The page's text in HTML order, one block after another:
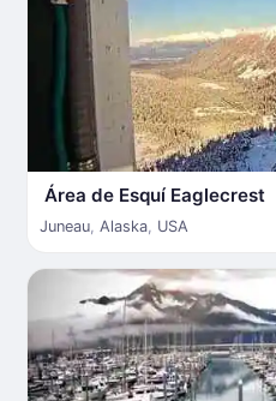
Área de Esquí Eaglecrest
Juneau, Alaska, USA